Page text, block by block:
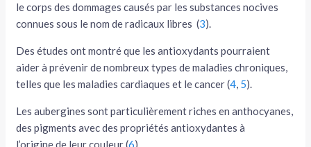
le corps des dommages causés par les substances nocives
connues sous le nom de radicaux libres (3).
Des études ont montré que les antioxydants pourraient
aider à prévenir de nombreux types de maladies chroniques,
telles que les maladies cardiaques et le cancer (4, 5).
Les aubergines sont particulièrement riches en anthocyanes,
des pigments avec des propriétés antioxydantes à
l’origine de leur couleur (6).